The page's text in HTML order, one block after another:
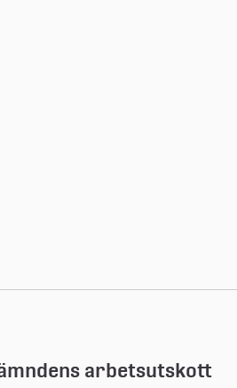
arbetsutskott